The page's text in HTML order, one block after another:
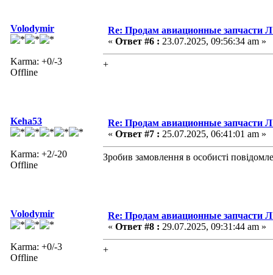
Volodymir
Karma: +0/-3
Offline
Re: Продам авиационные запчасти
« Ответ #6 : 23.07.2025, 09:56:34 am »
+
Keha53
Karma: +2/-20
Offline
Re: Продам авиационные запчасти
« Ответ #7 : 25.07.2025, 06:41:01 am »
Зробив замовлення в особисті
Volodymir
Karma: +0/-3
Offline
Re: Продам авиационные запчасти
« Ответ #8 : 29.07.2025, 09:31:44 am »
+